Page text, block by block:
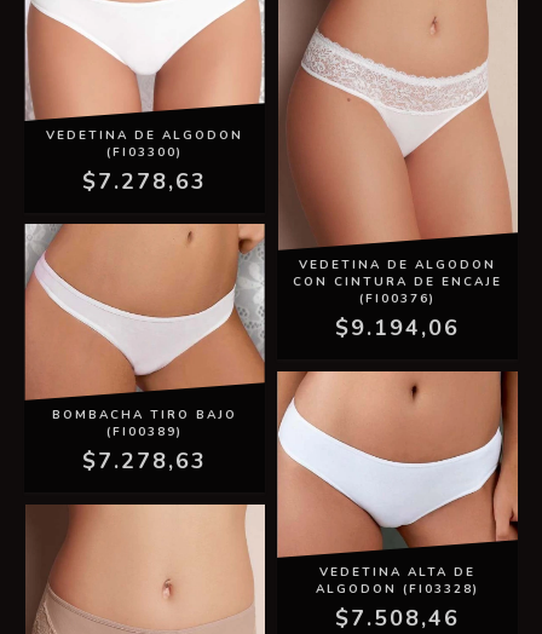
VEDETINA DE ALGODON
(FI03300)
$7.278,63
VEDETINA DE ALGODON
CON CINTURA DE ENCAJE
(FI00376)
$9.194,06
BOMBACHA TIRO BAJO
(FI00389)
$7.278,63
VEDETINA ALTA DE
ALGODON (FI03328)
$7.508,46